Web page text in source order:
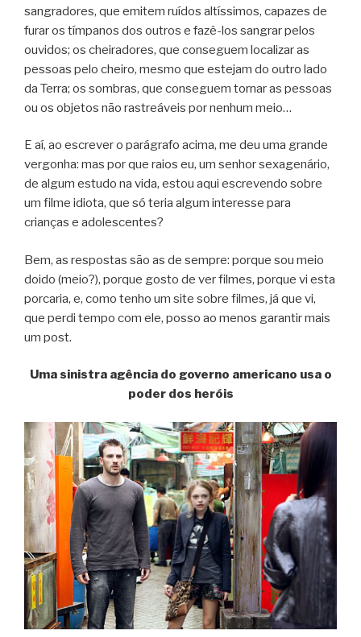
sangradores, que emitem ruídos altíssimos, capazes de
furar os tímpanos dos outros e fazê-los sangrar pelos
ouvidos; os cheiradores, que conseguem localizar as
pessoas pelo cheiro, mesmo que estejam do outro lado
da Terra; os sombras, que conseguem tornar as pessoas
ou os objetos não rastreáveis por nenhum meio…
E aí, ao escrever o parágrafo acima, me deu uma grande
vergonha: mas por que raios eu, um senhor sexagenário,
de algum estudo na vida, estou aqui escrevendo sobre
um filme idiota, que só teria algum interesse para
crianças e adolescentes?
Bem, as respostas são as de sempre: porque sou meio
doido (meio?), porque gosto de ver filmes, porque vi esta
porcaria, e, como tenho um site sobre filmes, já que vi,
que perdi tempo com ele, posso ao menos garantir mais
um post.
Uma sinistra agência do governo americano usa o
poder dos heróis